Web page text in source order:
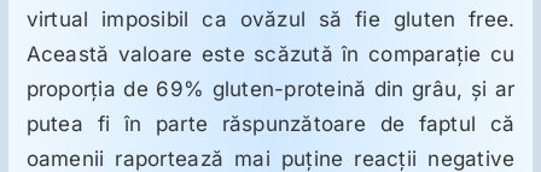
virtual imposibil ca ovăzul să fie gluten free.
Această valoare este scăzută în comparaţie cu
proporţia de 69% gluten-proteină din grâu, şi ar
putea fi în parte răspunzătoare de faptul că
oamenii raportează mai puţine reacţii negative